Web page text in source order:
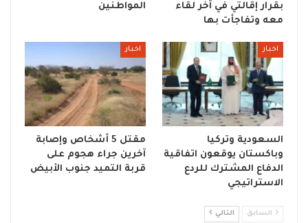
بقرار إقالتي في آخر لقاء
معه وتفاجأت بها
المواطنين
اخبار
السعودية وتركيا
وباكستان يوقعون اتفاقية
الدفاع المشترك للردع
الاستراتيجي
اخبار
مقتل 5 أشخاص وإصابة
آخرين جراء هجوم على
قربة التميد جنوب الأبيض
السابق التالي